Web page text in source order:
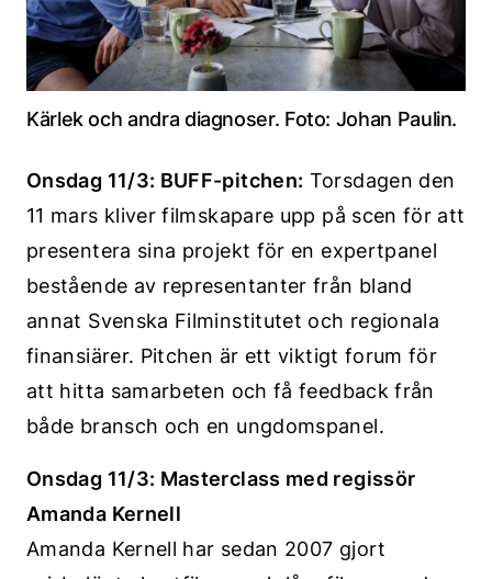
Kärlek och andra diagnoser. Foto: Johan Paulin.
Onsdag 11/3: BUFF-pitchen: Torsdagen den
11 mars kliver filmskapare upp på scen för att
presentera sina projekt för en expertpanel
bestående av representanter från bland
annat Svenska Filminstitutet och regionala
finansiärer. Pitchen är ett viktigt forum för
att hitta samarbeten och få feedback från
både bransch och en ungdomspanel.
Onsdag 11/3: Masterclass med regissör
Amanda Kernell
Amanda Kernell har sedan 2007 gjort